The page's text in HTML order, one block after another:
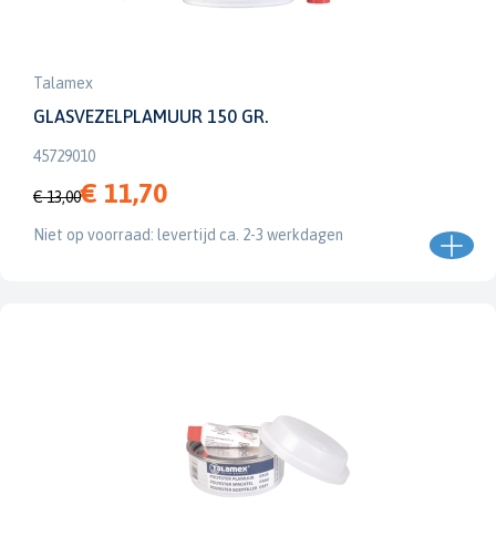
Talamex
GLASVEZELPLAMUUR 150 GR.
45729010
€ 13,00€ 11,70
Niet op voorraad: levertijd ca. 2-3 werkdagen